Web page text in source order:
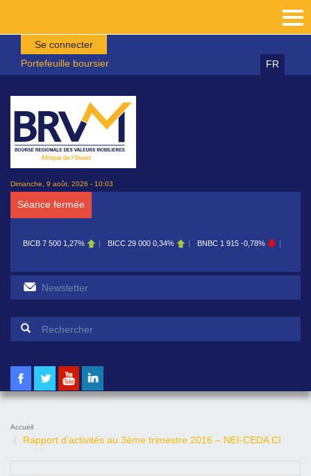
Aller au contenu principal
Se connecter
Portefeuille boursier
FR
Dimanche, 9 août, 2026 - 10:03
Séance fermée
BICB 7 500 1,27% BICC 29 000 0,34% BNBC 1 915 -0,78%
Formulaire de recherche
Accueil
Rapport d’activités au 3ème trimestre 2016 – NEI-CEDA CI